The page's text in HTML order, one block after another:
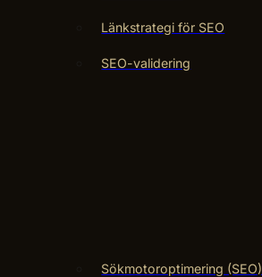
Länkstrategi för SEO
SEO-validering
Sökmotoroptimering (SEO)